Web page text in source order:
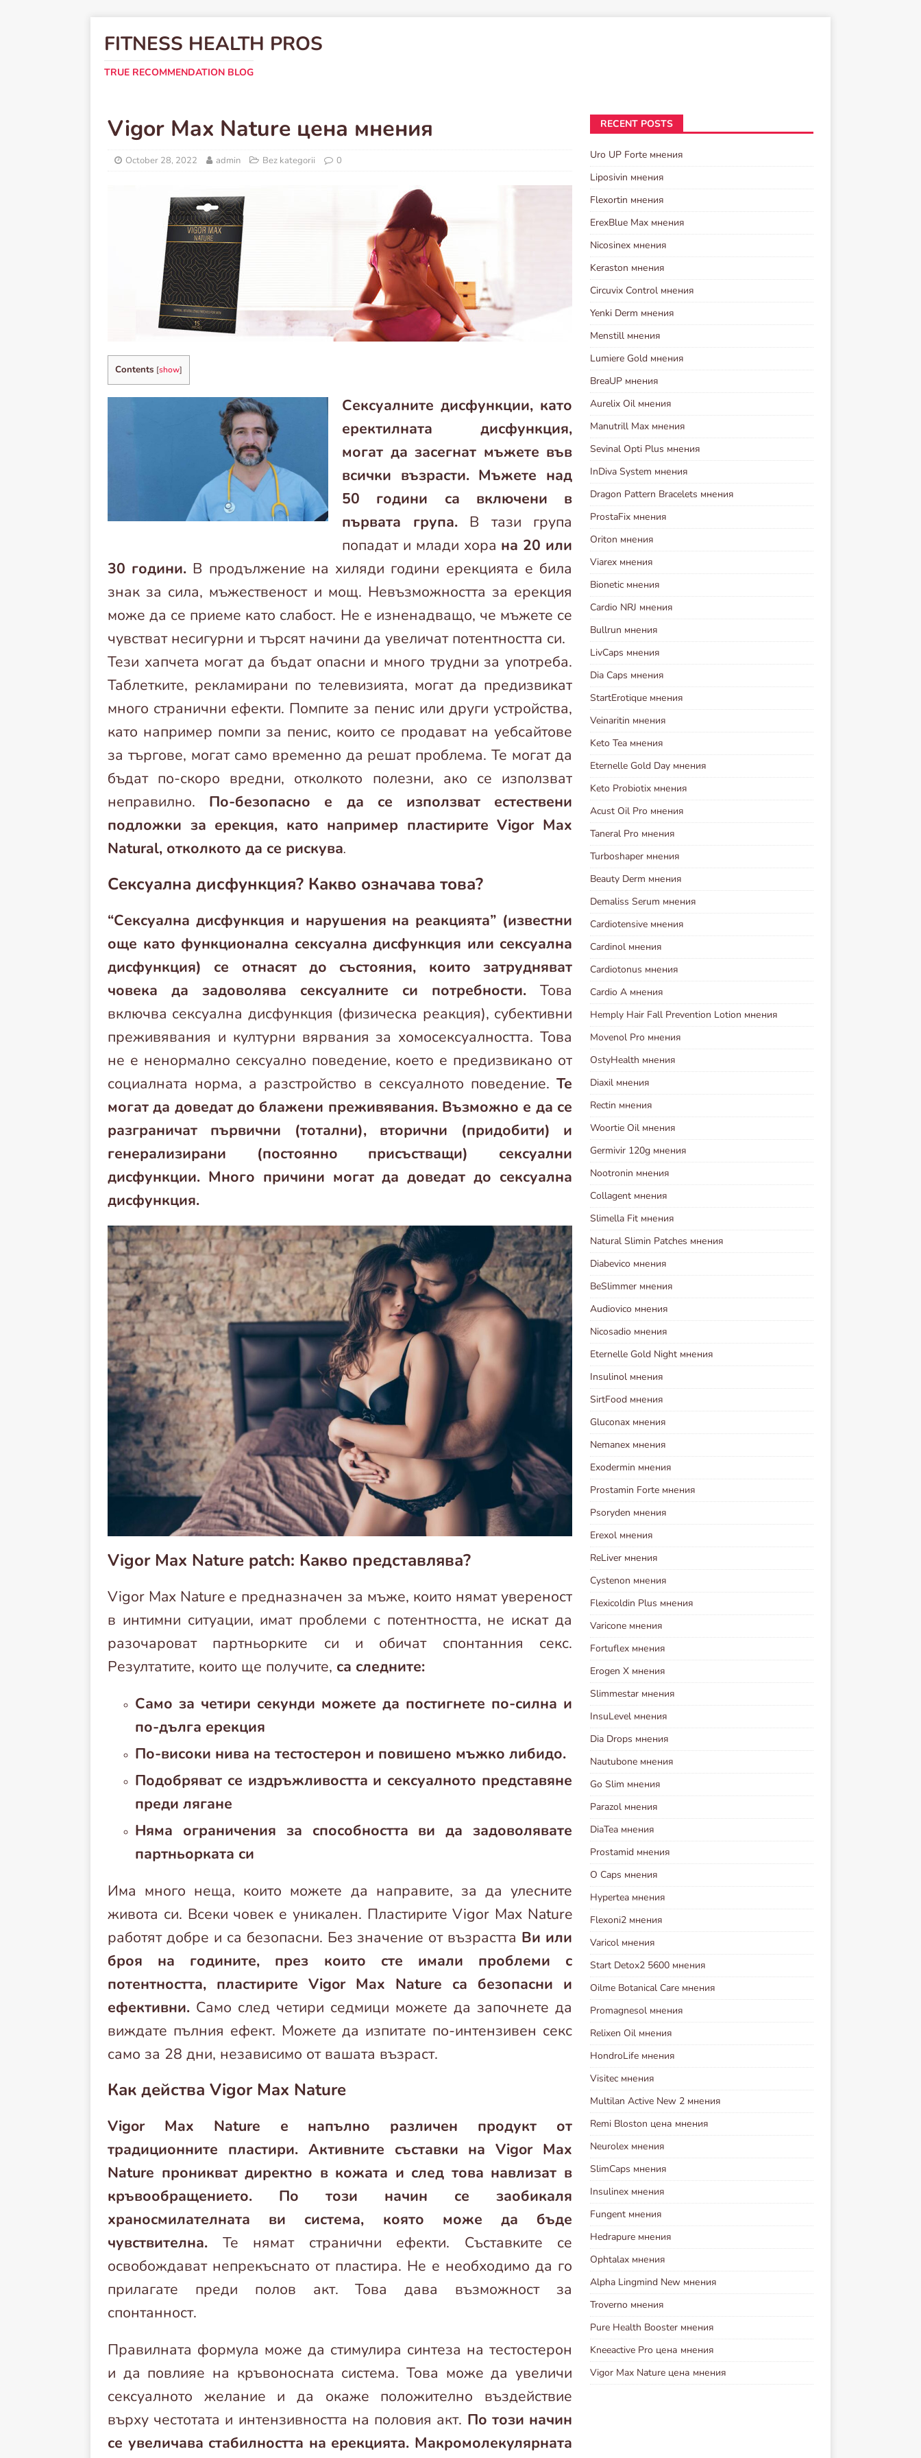
FITNESS HEALTH PROS
TRUE RECOMMENDATION BLOG
Vigor Max Nature цена мнения
October 28, 2022 admin Bez kategorii 0
Contents [show]
Сексуалните дисфункции, като
еректилната дисфункция,
могат да засегнат мъжете във
всички възрасти. Мъжете над
50 години са включени в
първата група.В тази група
попадат и млади хора на 20 или
30 години. В продължение на хиляди години ерекцията е била
знак за сила, мъжественост и мощ. Невъзможността за ерекция
може да се приеме като слабост. Не е изненадващо, че мъжете се
чувстват несигурни и търсят начини да увеличат потентността си.
Тези хапчета могат да бъдат опасни и много трудни за употреба.
Таблетките, рекламирани по телевизията, могат да предизвикат
много странични ефекти. Помпите за пенис или други устройства,
като например помпи за пенис, които се продават на уебсайтове
за търгове, могат само временно да решат проблема. Те могат да
бъдат по-скоро вредни, отколкото полезни, ако се използват
неправилно. По-безопасно е да се използват естествени
подложки за ерекция, като например пластирите Vigor Max
Natural, отколкото да се рискува.
Сексуална дисфункция? Какво означава това?
“Сексуална дисфункция и нарушения на реакцията” (известни
още като функционална сексуална дисфункция или сексуална
дисфункция) се отнасят до състояния, които затрудняват
човека да задоволява сексуалните си потребности. Това
включва сексуална дисфункция (физическа реакция), субективни
преживявания и културни вярвания за хомосексуалността. Това
не е ненормално сексуално поведение, което е предизвикано от
социалната норма, а разстройство в сексуалното поведение.Те
могат да доведат до блажени преживявания. Възможно е да се
разграничат първични (тотални), вторични (придобити) и
генерализирани (постоянно присъстващи) сексуални
дисфункции. Много причини могат да доведат до сексуална
дисфункция.
Vigor Max Nature patch: Какво представлява?
Vigor Max Nature е предназначен за мъже, които нямат увереност
в интимни ситуации, имат проблеми с потентността, не искат да
разочароват партньорките си и обичат спонтанния секс.
Резултатите, които ще получите, са следните:
Само за четири секунди можете да постигнете по-силна и
по-дълга ерекция
По-високи нива на тестостерон и повишено мъжко либидо.
Подобряват се издръжливостта и сексуалното представяне
преди лягане
Няма ограничения за способността ви да задоволявате
партньорката си
Има много неща, които можете да направите, за да улесните
живота си. Всеки човек е уникален. Пластирите Vigor Max Nature
работят добре и са безопасни. Без значение от възрастта Ви или
броя на годините, през които сте имали проблеми с
потентността, пластирите Vigor Max Nature са безопасни и
ефективни. Само след четири седмици можете да започнете да
виждате пълния ефект. Можете да изпитате по-интензивен секс
само за 28 дни, независимо от вашата възраст.
Как действа Vigor Max Nature
Vigor Max Nature е напълно различен продукт от
традиционните пластири. Активните съставки на Vigor Max
Nature проникват директно в кожата и след това навлизат в
кръвообращението. По този начин се заобикаля
храносмилателната ви система, която може да бъде
чувствителна. Те нямат странични ефекти. Съставките се
освобождават непрекъснато от пластира. Не е необходимо да го
прилагате преди полов акт. Това дава възможност за
спонтанност.
Правилната формула може да стимулира синтеза на тестостерон
и да повлияе на кръвоносната система. Това може да увеличи
сексуалното желание и да окаже положително въздействие
върху честотата и интензивността на половия акт. По този начин
се увеличава стабилността на ерекцията. Макромолекулярната
RECENT POSTS
Uro UP Forte мнения
Liposivin мнения
Flexortin мнения
ErexBlue Max мнения
Nicosinex мнения
Keraston мнения
Circuvix Control мнения
Yenki Derm мнения
Menstill мнения
Lumiere Gold мнения
BreaUP мнения
Aurelix Oil мнения
Manutrill Max мнения
Sevinal Opti Plus мнения
InDiva System мнения
Dragon Pattern Bracelets мнения
ProstaFix мнения
Oriton мнения
Viarex мнения
Bionetic мнения
Cardio NRJ мнения
Bullrun мнения
LivCaps мнения
Dia Caps мнения
StartErotique мнения
Veinaritin мнения
Keto Tea мнения
Eternelle Gold Day мнения
Keto Probiotix мнения
Acust Oil Pro мнения
Taneral Pro мнения
Turboshaper мнения
Beauty Derm мнения
Demaliss Serum мнения
Cardiotensive мнения
Cardinol мнения
Cardiotonus мнения
Cardio A мнения
Hemply Hair Fall Prevention Lotion мнения
Movenol Pro мнения
OstyHealth мнения
Diaxil мнения
Rectin мнения
Woortie Oil мнения
Germivir 120g мнения
Nootronin мнения
Collagent мнения
Slimella Fit мнения
Natural Slimin Patches мнения
Diabevico мнения
BeSlimmer мнения
Audiovico мнения
Nicosadio мнения
Eternelle Gold Night мнения
Insulinol мнения
SirtFood мнения
Gluconax мнения
Nemanex мнения
Exodermin мнения
Prostamin Forte мнения
Psoryden мнения
Erexol мнения
ReLiver мнения
Cystenon мнения
Flexicoldin Plus мнения
Varicone мнения
Fortuflex мнения
Erogen X мнения
Slimmestar мнения
InsuLevel мнения
Dia Drops мнения
Nautubone мнения
Go Slim мнения
Parazol мнения
DiaTea мнения
Prostamid мнения
O Caps мнения
Hypertea мнения
Flexoni2 мнения
Varicol мнения
Start Detox2 5600 мнения
Oilme Botanical Care мнения
Promagnesol мнения
Relixen Oil мнения
HondroLife мнения
Visitec мнения
Multilan Active New 2 мнения
Remi Bloston цена мнения
Neurolex мнения
SlimCaps мнения
Insulinex мнения
Fungent мнения
Hedrapure мнения
Ophtalax мнения
Alpha Lingmind New мнения
Troverno мнения
Pure Health Booster мнения
Kneeactive Pro цена мнения
Vigor Max Nature цена мнения